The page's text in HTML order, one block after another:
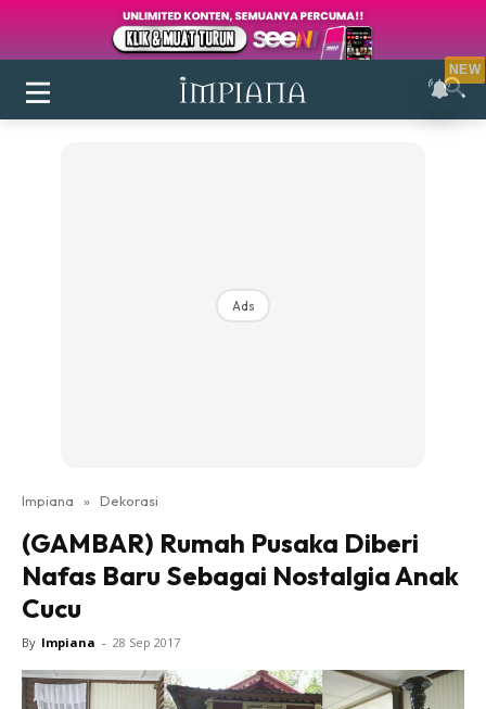
Login|Register
Ruang Makan
Ruang Tamu
Direktori
Interior Design
Landskap
DIY
Ads
Impiana » Dekorasi
(GAMBAR) Rumah Pusaka Diberi
Nafas Baru Sebagai Nostalgia Anak
Cucu
By Impiana - 28 Sep 2017
NEW